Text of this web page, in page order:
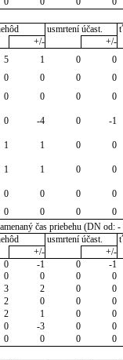
usmrtení účast.
+/-
+/-
5 1 0 0
0 0 0 0
0 0 0 0
0 -4 0 -1
1 1 0 0
1 1 0 0
0 0 0 0
0 0 0 0
čas priebehu (DN od:
usmrtení účast.
+/-
+/-
0 -1 0 -1
0 0 0 0
3 2 0 0
2 0 0 0
2 1 0 0
0 -3 0 0
0 0 0 0